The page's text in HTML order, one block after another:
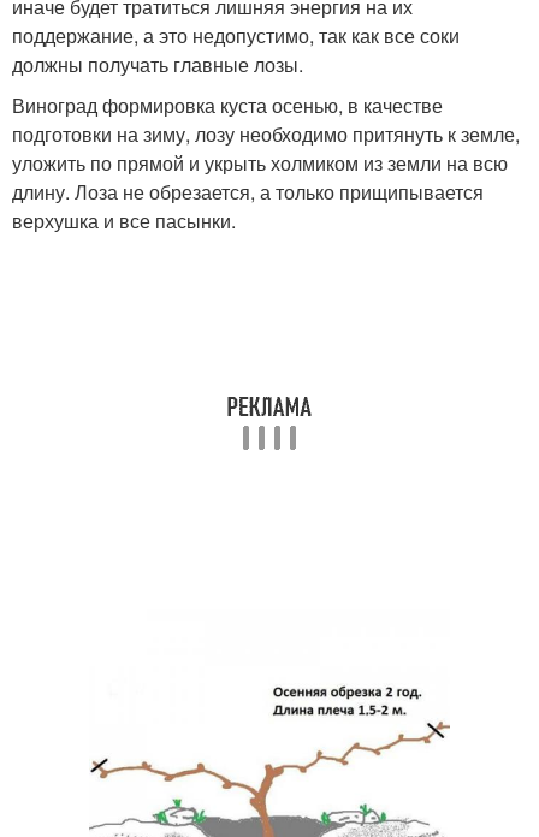
иначе будет тратиться лишняя энергия на их
поддержание, а это недопустимо, так как все соки
должны получать главные лозы.
Виноград формировка куста осенью, в качестве
подготовки на зиму, лозу необходимо притянуть к земле,
уложить по прямой и укрыть холмиком из земли на всю
длину. Лоза не обрезается, а только прищипывается
верхушка и все пасынки.